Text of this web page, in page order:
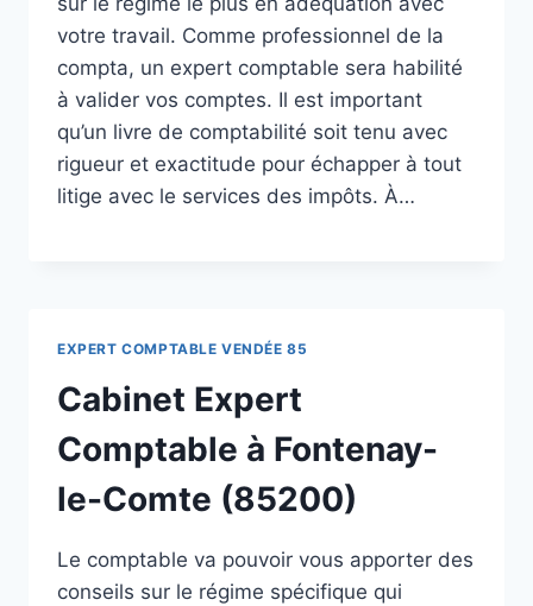
votre travail. Comme professionnel de la
compta, un expert comptable sera habilité
à valider vos comptes. Il est important
qu’un livre de comptabilité soit tenu avec
rigueur et exactitude pour échapper à tout
litige avec le services des impôts. À…
EXPERT COMPTABLE VENDÉE 85
Cabinet Expert
Comptable à Fontenay-
le-Comte (85200)
Le comptable va pouvoir vous apporter des
conseils sur le régime spécifique qui